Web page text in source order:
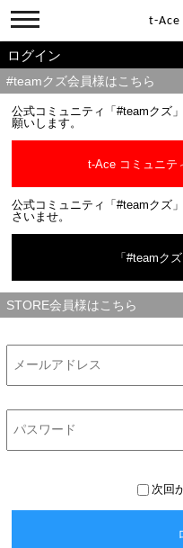
toggle
navigation
t-Ace
ログイン
#teamクズ会員様はこちら
公式コミュニティ「#teamクズ
願いします。
t-Ace コミュニテ
公式コミュニティ「#teamクズ
さいませ。
「#teamク
STORE会員様はこちら
次回